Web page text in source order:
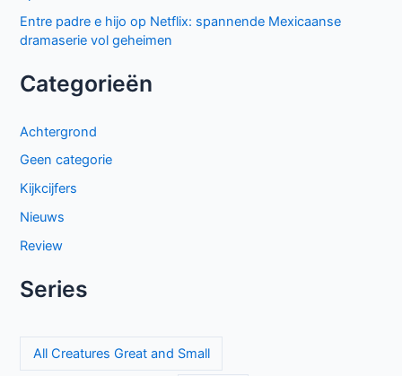
Entre padre e hijo op Netflix: spannende Mexicaanse
dramaserie vol geheimen
Categorieën
Achtergrond
Geen categorie
Kijkcijfers
Nieuws
Review
Series
All Creatures Great and Small